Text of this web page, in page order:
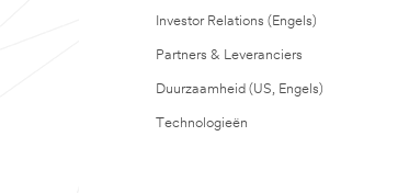
Investor Relations (Engels)
Partners & Leveranciers
Duurzaamheid (US, Engels)
Technologieën